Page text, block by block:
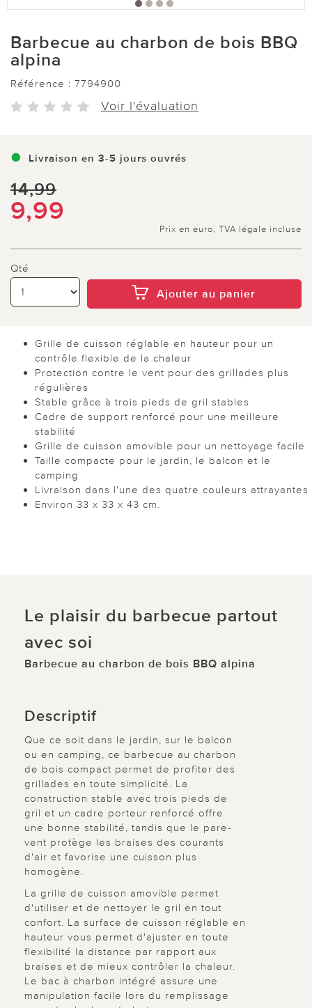
Barbecue au charbon de bois BBQ
alpina
Référence : 7794900
Voir l'évaluation
Livraison en 3-5 jours ouvrés
14,99
9,99
Prix en euro, TVA légale incluse
Qté
Ajouter au panier
Grille de cuisson réglable en hauteur pour un
contrôle flexible de la chaleur
Protection contre le vent pour des grillades plus
régulières
Stable grâce à trois pieds de gril stables
Cadre de support renforcé pour une meilleure
stabilité
Grille de cuisson amovible pour un nettoyage facile
Taille compacte pour le jardin, le balcon et le
camping
Livraison dans l'une des quatre couleurs attrayantes
Environ 33 x 33 x 43 cm.
Le plaisir du barbecue partout
avec soi
Barbecue au charbon de bois BBQ alpina
Descriptif
Que ce soit dans le jardin, sur le balcon
ou en camping, ce barbecue au charbon
de bois compact permet de profiter des
grillades en toute simplicité. La
construction stable avec trois pieds de
gril et un cadre porteur renforcé offre
une bonne stabilité, tandis que le pare-
vent protège les braises des courants
d'air et favorise une cuisson plus
homogène.
La grille de cuisson amovible permet
d'utiliser et de nettoyer le gril en tout
confort. La surface de cuisson réglable en
hauteur vous permet d'ajuster en toute
flexibilité la distance par rapport aux
braises et de mieux contrôler la chaleur.
Le bac à charbon intégré assure une
manipulation facile lors du remplissage